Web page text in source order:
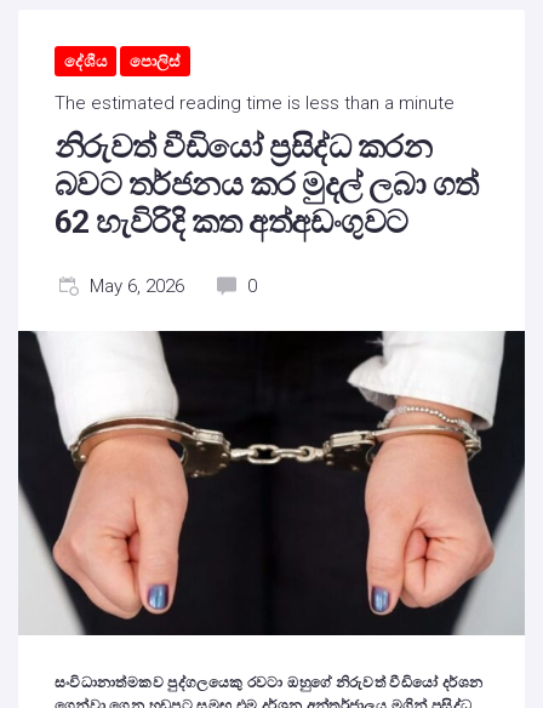
දේශීය පොලිස්
The estimated reading time is less than a minute
නිරුවත් වීඩියෝ ප්‍රසිද්ධ කරන
බවට තර්ජනය කර මුදල් ලබා ගත්
62 හැවිරිදි කත අත්අඩංගුවට
May 6, 2026 0
සංවිධානාත්මකව පුද්ගලයෙකු රවටා ඔහුගේ නිරුවත් වීඩියෝ දර්ශන